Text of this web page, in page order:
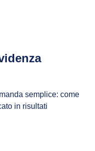
semplice: come
in risultati